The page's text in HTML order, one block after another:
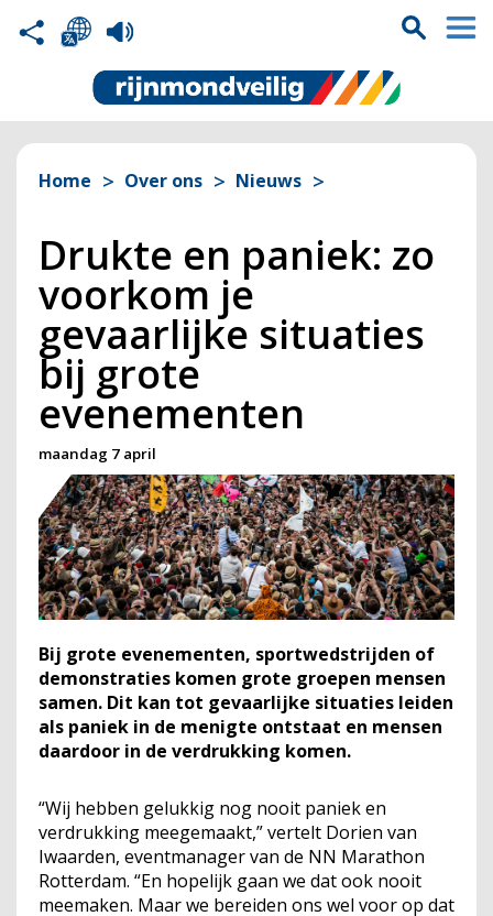
Home Over ons Nieuws
Drukte en paniek: zo
voorkom je
gevaarlijke situaties
bij grote
evenementen
maandag 7 april
Bij grote evenementen, sportwedstrijden of
demonstraties komen grote groepen mensen
samen. Dit kan tot gevaarlijke situaties leiden
als paniek in de menigte ontstaat en mensen
daardoor in de verdrukking komen.
“Wij hebben gelukkig nog nooit paniek en
verdrukking meegemaakt,” vertelt Dorien van
Iwaarden, eventmanager van de NN Marathon
Rotterdam. “En hopelijk gaan we dat ook nooit
meemaken. Maar we bereiden ons wel voor op dat